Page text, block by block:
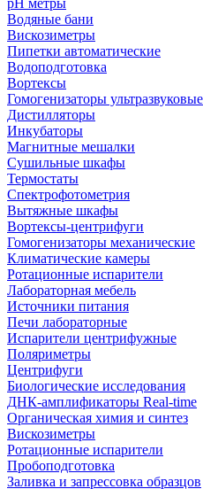
рН метры
Водяные бани
Вискозиметры
Пипетки автоматические
Водоподготовка
Вортексы
Гомогенизаторы ультразвуковые
Дистилляторы
Инкубаторы
Магнитные мешалки
Сушильные шкафы
Термостаты
Спектрофотометрия
Вытяжные шкафы
Вортексы-центрифуги
Гомогенизаторы механические
Климатические камеры
Ротационные испарители
Лабораторная мебель
Источники питания
Печи лабораторные
Испарители центрифужные
Поляриметры
Центрифуги
Биологические исследования
ДНК-амплификаторы Real-time
Органическая химия и синтез
Вискозиметры
Ротационные испарители
Пробоподготовка
Заливка и запрессовка образцов